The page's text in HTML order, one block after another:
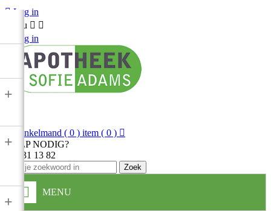
 Log in
Menu  
Log in
Winkelmand ( 0 ) item ( 0 ) 
HULP NODIG?
013 31 13 82
Zoek
MENU
+
+
+